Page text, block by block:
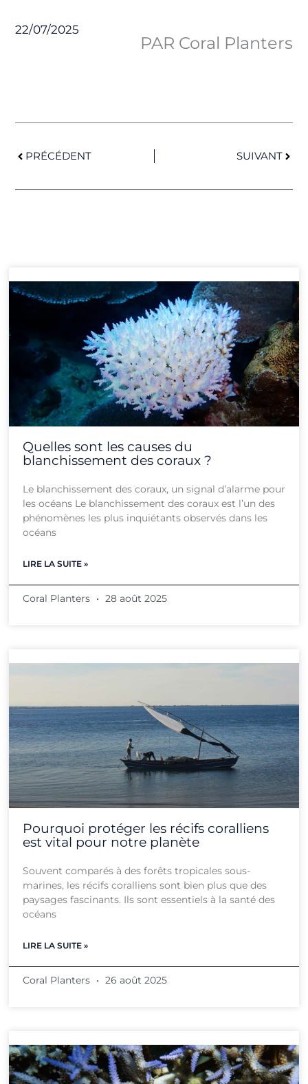
22/07/2025
PAR Coral Planters
PRÉCÉDENT SUIVANT
Quelles sont les causes du
blanchissement des coraux ?
Le blanchissement des coraux, un signal d’alarme pour
les océans Le blanchissement des coraux est l’un des
phénomènes les plus inquiétants observés dans les
océans
LIRE LA SUITE »
Coral Planters 28 août 2025
Pourquoi protéger les récifs coralliens
est vital pour notre planète
Souvent comparés à des forêts tropicales sous-
marines, les récifs coralliens sont bien plus que des
paysages fascinants. Ils sont essentiels à la santé des
océans
LIRE LA SUITE »
Coral Planters 26 août 2025